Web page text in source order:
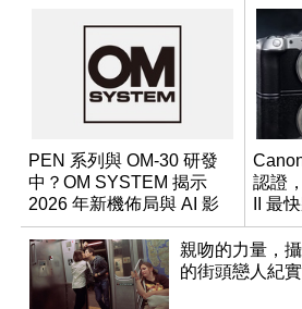
PEN 系列與 OM-30 研發
中？OM SYSTEM 揭示
2026 年新機佈局與 AI 影
像藍圖
認證
II 最
親吻的力量，
的街頭戀人紀實